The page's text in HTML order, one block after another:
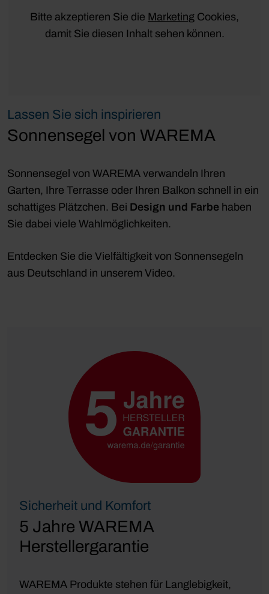
Bitte akzeptieren Sie die Marketing Cookies,
damit Sie diesen Inhalt sehen können.
Lassen Sie sich inspirieren
Sonnensegel von WAREMA
Sonnensegel von WAREMA verwandeln Ihren
Garten, Ihre Terrasse oder Ihren Balkon schnell in ein
schattiges Plätzchen. Bei Design und Farbe haben
Sie dabei viele Wahlmöglichkeiten.
Entdecken Sie die Vielfältigkeit von Sonnensegeln
aus Deutschland in unserem Video.
Sicherheit und Komfort
5 Jahre WAREMA
Herstellergarantie
WAREMA Produkte stehen für Langlebigkeit,